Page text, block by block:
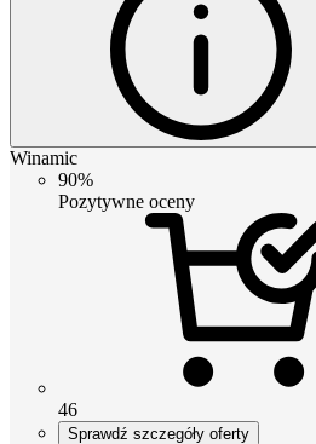
Winamic
90%
Pozytywne oceny
46
Sprawdź szczegóły oferty